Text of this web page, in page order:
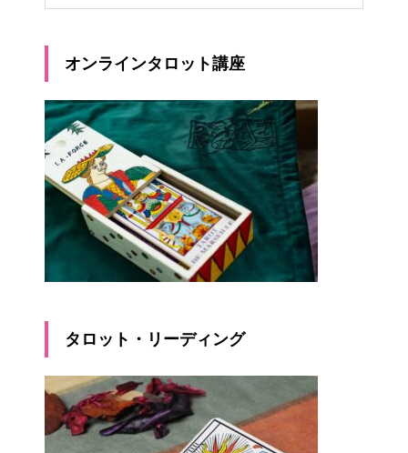
オンラインタロット講座
タロット・リーディング